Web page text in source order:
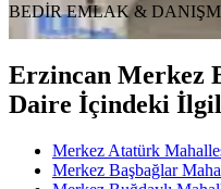
BEDİR EMLAK &
Erzincan Merkez
Daire İçindeki
Merkez Atatürk
Merkez Başbağlar